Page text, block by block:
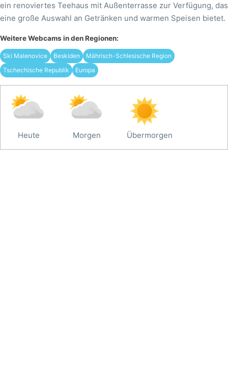
ein renoviertes Teehaus mit Außenterrasse zur Verfügung, das
eine große Auswahl an Getränken und warmen Speisen bietet.
Weitere Webcams in den Regionen:
Ski Malenovice Beskiden
Mährisch-Schlesische Region
Tschechische Republik
Europa
Heute Morgen Übermorgen